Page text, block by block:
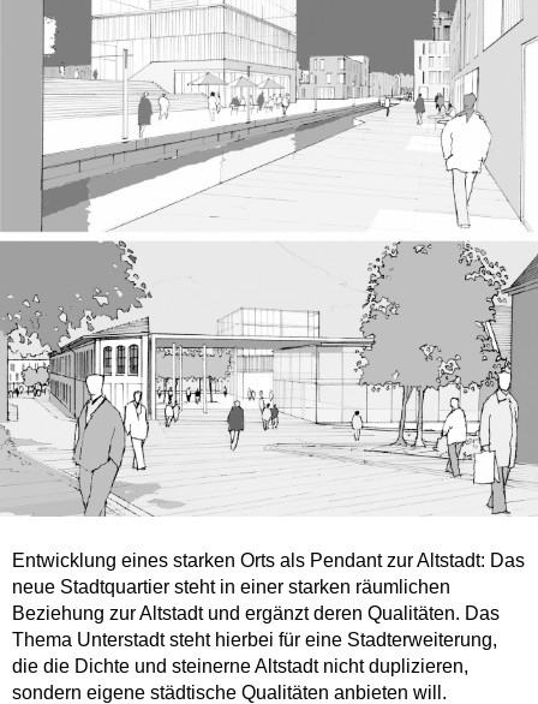
Entwicklung eines starken Orts als Pendant zur Altstadt: Das
neue Stadtquartier steht in einer starken räumlichen
Beziehung zur Altstadt und ergänzt deren Qualitäten. Das
Thema Unterstadt steht hierbei für eine Stadterweiterung,
die die Dichte und steinerne Altstadt nicht duplizieren,
sondern eigene städtische Qualitäten anbieten will.